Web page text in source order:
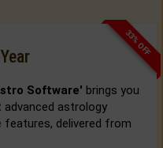
33% OFF
Software' brings you
astrology
delivered from